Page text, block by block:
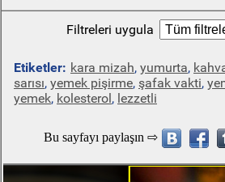
Filtreleri uygula
Etiketler: kara mizah, yumurta,
sarısı, yemek pişirme, şafak vakti,
yemek, kolesterol, lezzetli